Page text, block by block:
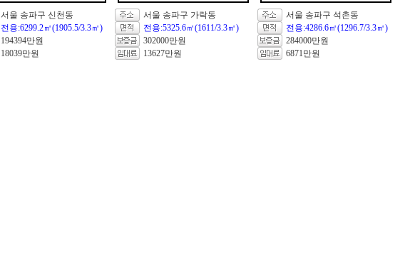
서울 송파구 신천동
전용:6299.2㎡(1905.5/3.3㎡)
194394만원
18039만원
서울 송파구 가락동
전용:5325.6㎡(1611/3.3㎡)
302000만원
13627만원
서울 송파구 석촌동
전용:4286.6㎡(1296.7/3.3㎡)
284000만원
6871만원